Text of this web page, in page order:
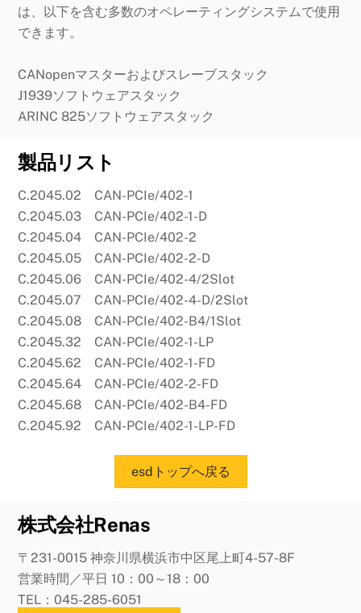
は、以下を含む多数のオペレーティングシステムで使用
できます。
CANopenマスターおよびスレーブスタック
J1939ソフトウェアスタック
ARINC 825ソフトウェアスタック
製品リスト
C.2045.02 CAN-PCIe/402-1
C.2045.03 CAN-PCIe/402-1-D
C.2045.04 CAN-PCIe/402-2
C.2045.05 CAN-PCIe/402-2-D
C.2045.06 CAN-PCIe/402-4/2Slot
C.2045.07 CAN-PCIe/402-4-D/2Slot
C.2045.08 CAN-PCIe/402-B4/1Slot
C.2045.32 CAN-PCIe/402-1-LP
C.2045.62 CAN-PCIe/402-1-FD
C.2045.64 CAN-PCIe/402-2-FD
C.2045.68 CAN-PCIe/402-B4-FD
C.2045.92 CAN-PCIe/402-1-LP-FD
esdトップへ戻る
株式会社Renas
〒231-0015 神奈川県横浜市中区尾上町4-57-8F
営業時間／平日 10：00～18：00
TEL：045-285-6051